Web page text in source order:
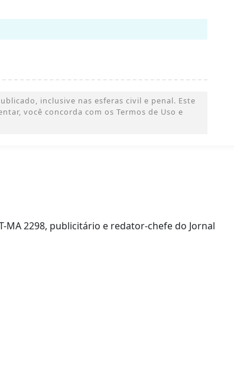
inclusive nas esferas civil e penal. Este
você concorda com os Termos de Uso e
MA 2298, publicitário e redator-chefe do Jornal